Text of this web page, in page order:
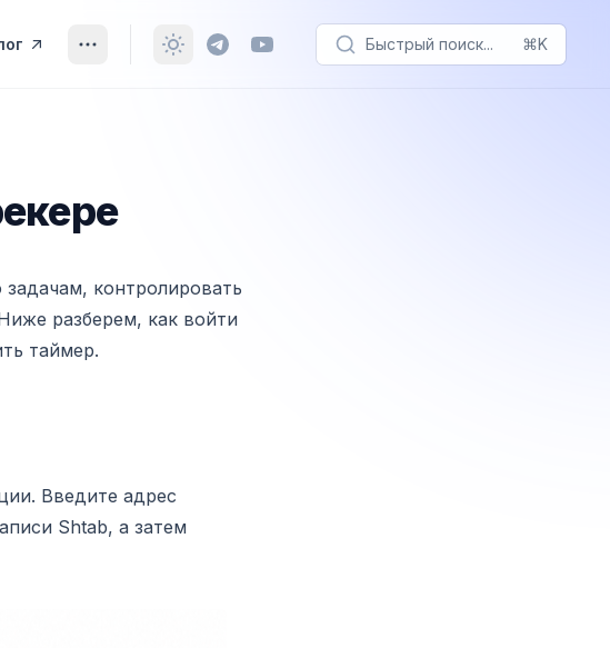
Быстрый поиск... ⌘K
контролировать
разберем, как войти
таймер.
Введите адрес
Shtab, а затем